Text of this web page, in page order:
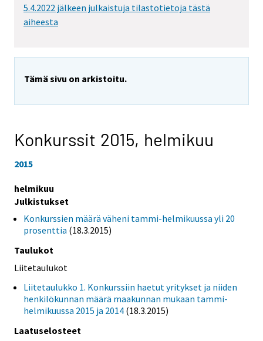
5.4.2022 jälkeen julkaistuja tilastotietoja tästä
aiheesta
Tämä sivu on arkistoitu.
Konkurssit 2015, helmikuu
2015
helmikuu
Julkistukset
Konkurssien määrä väheni tammi-helmikuussa yli 20
prosenttia (18.3.2015)
Taulukot
Liitetaulukot
Liitetaulukko 1. Konkurssiin haetut yritykset ja niiden
henkilökunnan määrä maakunnan mukaan tammi-
helmikuussa 2015 ja 2014 (18.3.2015)
Laatuselosteet